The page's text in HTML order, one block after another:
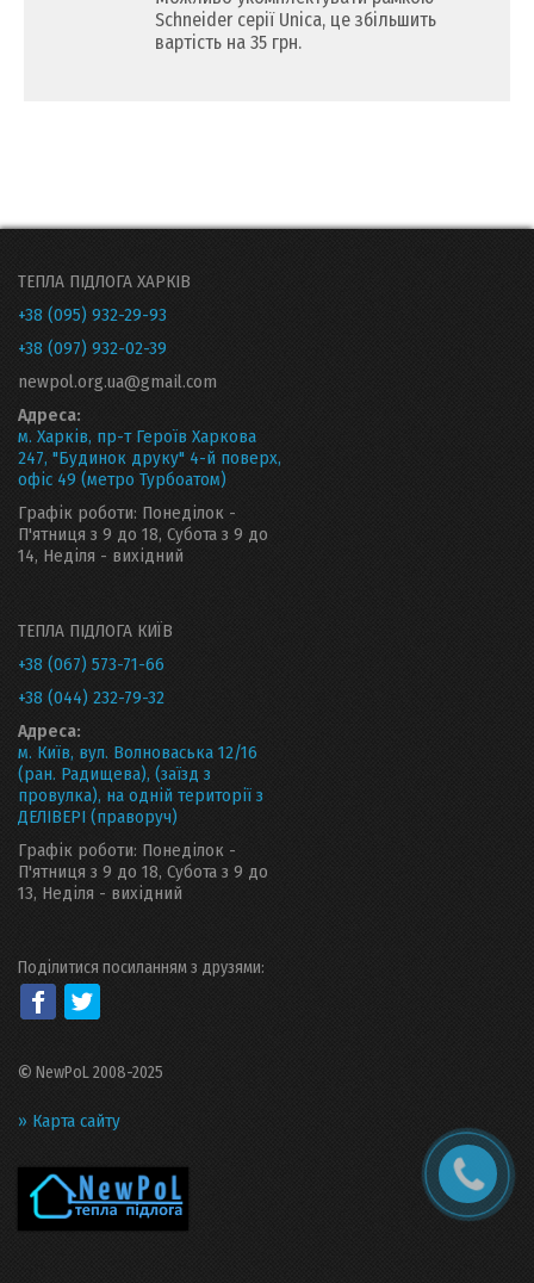
Schneider серії Unica, це збільшить
вартість на 35 грн.
ТЕПЛА ПІДЛОГА ХАРКІВ
+38 (095) 932-29-93
+38 (097) 932-02-39
newpol.org.ua@gmail.com
Адреса:
м. Харків, пр-т Героїв Харкова
247, "Будинок друку" 4-й поверх,
офіс 49 (метро Турбоатом)
Графік роботи: Понеділок -
П'ятниця з 9 до 18, Субота з 9 до
14, Неділя - вихідний
ТЕПЛА ПІДЛОГА КИЇВ
+38 (067) 573-71-66
+38 (044) 232-79-32
Адреса:
м. Київ, вул. Волноваська 12/16
(ран. Радищева), (заїзд з
провулка), на одній території з
ДЕЛІВЕРІ (праворуч)
Графік роботи: Понеділок -
П'ятниця з 9 до 18, Субота з 9 до
13, Неділя - вихідний
Поділитися посиланням з друзями:
© NewPoL 2008-2025
» Карта сайту